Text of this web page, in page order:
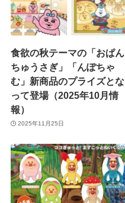
食欲の秋テーマの「おぱん
ちゅうさぎ」「んぽちゃ
む」新商品のプライズとな
って登場（2025年10月情
報）
2025年11月25日